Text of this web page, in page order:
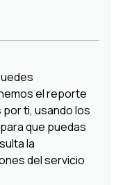
el reporte
ti, usando los
que puedas
la
del servicio